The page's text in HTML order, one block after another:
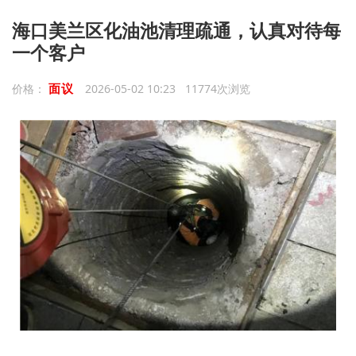
海口美兰区化油池清理疏通，认真对待每
一个客户
价格： 面议 2026-05-02 10:23 11774次浏览